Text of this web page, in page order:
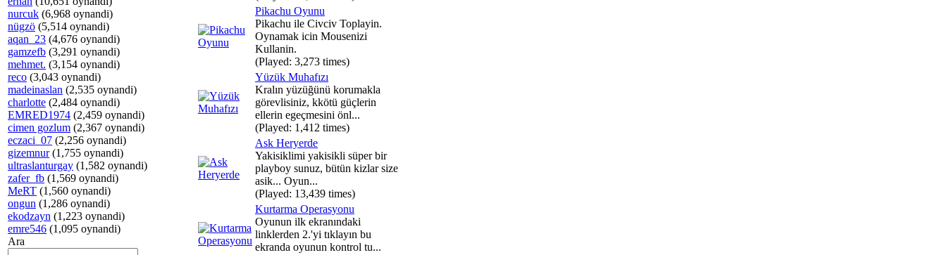
nurcuk (6,968 oynandi)
nügzö (5,514 oynandi)
aqan_23 (4,676 oynandi)
gamzefb (3,291 oynandi)
mehmet. (3,154 oynandi)
reco (3,043 oynandi)
madeinaslan (2,535 oynandi)
charlotte (2,484 oynandi)
EMRED1974 (2,459 oynandi)
cimen gozlum (2,367 oynandi)
eczaci_07 (2,256 oynandi)
gizemnur(1,755 oynandi)
ultraslanturgay (1,582 oynandi)
zafer_fb (1,569 oynandi)
MeRT (1,560 oynandi)
ongun (1,286 oynandi)
ekodzayn (1,223 oynandi)
emre546 (1,095 oynandi)
Ara
Pikachu Oyunu
Pikachu ile Civciv Toplayin.
Oynamak icin Mousenizi
Kullanin.
(Played: 3,273 times)
Yüzük Muhafızı
Kralın yüzüğünü korumakla
görevlisiniz, kkötü güçlerin
ellerin egeçmesini önl...
(Played: 1,412 times)
Ask Heryerde
Yakisiklimi yakisikli süper bir
playboy sunuz, bütün kizlar size
asik... Oyun...
(Played: 13,439 times)
Kurtarma Operasyonu
Oyunun ilk ekranındaki
linklerden 2.'yi tıklayın bu
ekranda oyunun kontrol tu...